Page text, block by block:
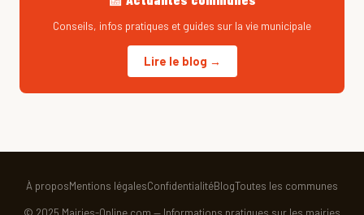
Conseils, infos pratiques et guides sur la vie municipale
Lire le blog →
À proposMentions légalesConfidentialitéBlogToutes les communes